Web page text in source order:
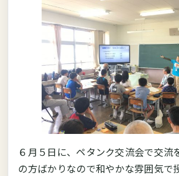
６月５日に、ペタンク交流会で交流
の方ばかりなので和やかな雰囲気で